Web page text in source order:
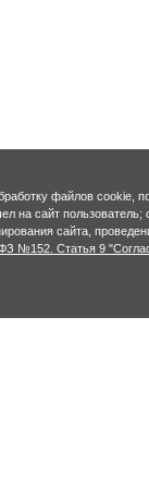
файлов cookie,
на сайт
сайта,
№152. Статья 9